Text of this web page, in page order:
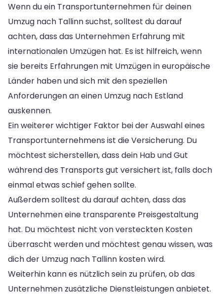
Wenn du ein Transportunternehmen für deinen
Umzug nach Tallinn suchst, solltest du darauf
achten, dass das Unternehmen Erfahrung mit
internationalen Umzügen hat. Es ist hilfreich, wenn
sie bereits Erfahrungen mit Umzügen in europäische
Länder haben und sich mit den speziellen
Anforderungen an einen Umzug nach Estland
auskennen.
Ein weiterer wichtiger Faktor bei der Auswahl eines
Transportunternehmens ist die Versicherung. Du
möchtest sicherstellen, dass dein Hab und Gut
während des Transports gut versichert ist, falls doch
einmal etwas schief gehen sollte.
Außerdem solltest du darauf achten, dass das
Unternehmen eine transparente Preisgestaltung
hat. Du möchtest nicht von versteckten Kosten
überrascht werden und möchtest genau wissen, was
dich der Umzug nach Tallinn kosten wird.
Weiterhin kann es nützlich sein zu prüfen, ob das
Unternehmen zusätzliche Dienstleistungen anbietet.